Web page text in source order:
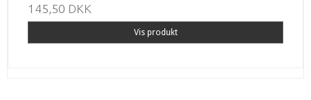
145,50 DKK
Vis produkt